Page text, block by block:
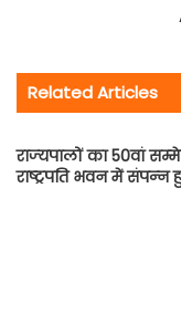
Related Articles
राज्‍यपालों का 50वां
राष्‍ट्रपति भवन में संपन्‍न